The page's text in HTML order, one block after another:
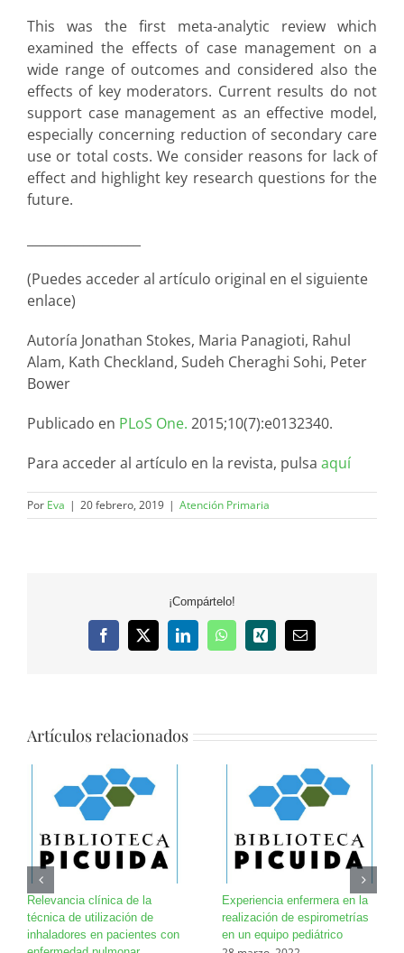
This was the first meta-analytic review which
examined the effects of case management on a
wide range of outcomes and considered also the
effects of key moderators. Current results do not
support case management as an effective model,
especially concerning reduction of secondary care
use or total costs. We consider reasons for lack of
effect and highlight key research questions for the
future.
(Puedes acceder al artículo original en el siguiente
enlace)
Autoría Jonathan Stokes, Maria Panagioti, Rahul
Alam, Kath Checkland, Sudeh Cheraghi Sohi, Peter
Bower
Publicado en PLoS One. 2015;10(7):e0132340.
Para acceder al artículo en la revista, pulsa aquí
Por Eva | 20 febrero, 2019 | Atención Primaria
¡Compártelo!
Facebook
X LinkedInWhatsApp
Xing
Correo
Artículos relacionados
Relevancia clínica de la
técnica de utilización de
inhaladores en pacientes con
Experiencia enfermera en la
realización de espirometrías
en un equipo pediátrico